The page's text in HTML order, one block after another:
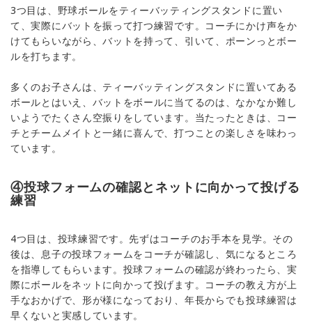
3つ目は、野球ボールをティーバッティングスタンドに置い
て、実際にバットを振って打つ練習です。コーチにかけ声をか
けてもらいながら、バットを持って、引いて、ポーンっとボー
ルを打ちます。
多くのお子さんは、ティーバッティングスタンドに置いてある
ボールとはいえ、バットをボールに当てるのは、なかなか難し
いようでたくさん空振りをしています。当たったときは、コー
チとチームメイトと一緒に喜んで、打つことの楽しさを味わっ
ています。
④投球フォームの確認とネットに向かって投げる
練習
4つ目は、投球練習です。先ずはコーチのお手本を見学。その
後は、息子の投球フォームをコーチが確認し、気になるところ
を指導してもらいます。投球フォームの確認が終わったら、実
際にボールをネットに向かって投げます。コーチの教え方が上
手なおかげで、形が様になっており、年長からでも投球練習は
早くないと実感しています。